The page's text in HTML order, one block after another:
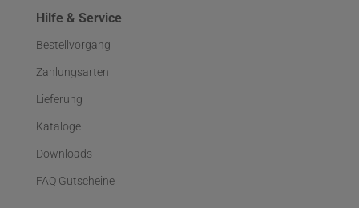
Hilfe & Service
Bestellvorgang
Zahlungsarten
Lieferung
Kataloge
Downloads
FAQ Gutscheine